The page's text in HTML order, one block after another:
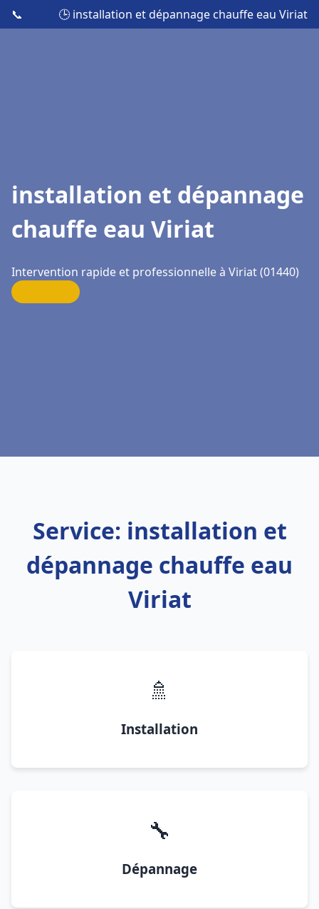
📞 🕒 installation et dépannage chauffe eau Viriat
installation et dépannage
chauffe eau Viriat
Intervention rapide et professionnelle à Viriat (01440)
Service: installation et
dépannage chauffe eau
Viriat
🚿
Installation
🔧
Dépannage